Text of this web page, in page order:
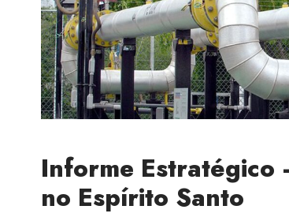
Informe Estratégico
no Espírito Santo